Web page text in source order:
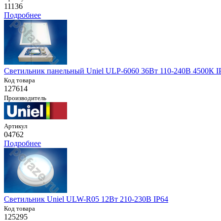
11136
Подробнее
Светильник панельный Uniel ULP-6060 36Вт 110-240В 4500К
Код товара
127614
Производитель
Артикул
04762
Подробнее
Светильник Uniel ULW-R05 12Вт 210-230В IP64
Код товара
125295